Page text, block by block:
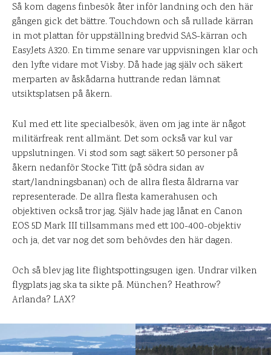
Så kom dagens finbesök åter inför landning och den här
gången gick det bättre. Touchdown och så rullade kärran
in mot plattan för uppställning bredvid SAS-kärran och
EasyJets A320. En timme senare var uppvisningen klar och
den lyfte vidare mot Visby. Då hade jag själv och säkert
merparten av åskådarna huttrande redan lämnat
utsiktsplatsen på åkern.
Kul med ett lite specialbesök, även om jag inte är något
militärfreak rent allmänt. Det som också var kul var
uppslutningen. Vi stod som sagt säkert 50 personer på
åkern nedanför Stocke Titt (på södra sidan av
start/landningsbanan) och de allra flesta åldrarna var
representerade. De allra flesta kamerahusen och
objektiven också tror jag. Själv hade jag lånat en Canon
EOS 5D Mark III tillsammans med ett 100-400-objektiv
och ja, det var nog det som behövdes den här dagen.
Och så blev jag lite flightspottingsugen igen. Undrar vilken
flygplats jag ska ta sikte på. München? Heathrow?
Arlanda? LAX?